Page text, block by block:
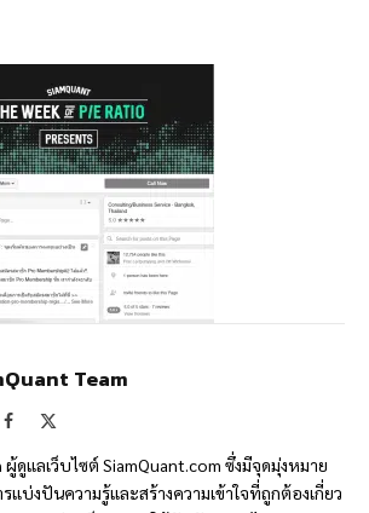
Team
Facebook
ผู้ดูแลเว็บไซต์ SiamQuant.com ซึ่งมีจุดมุ่งหมาย
แบ่งปันความรู้และสร้างความเข้าใจที่ถูกต้องเกี่ยว